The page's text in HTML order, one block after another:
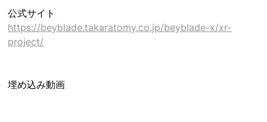
公式サイト
https://beyblade.takaratomy.co.jp/beyblade-x/xr-
project/
埋め込み動画